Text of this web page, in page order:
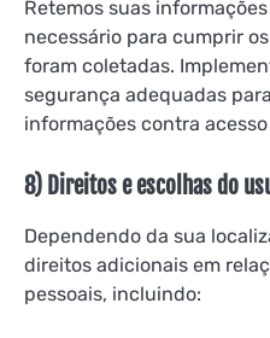
Retemos suas
necessário para cumprir
foram coletadas.
segurança adequadas
informações contra
8) Direitos e escolhas do
Dependendo da sua
direitos adicionais em
pessoais, incluindo: